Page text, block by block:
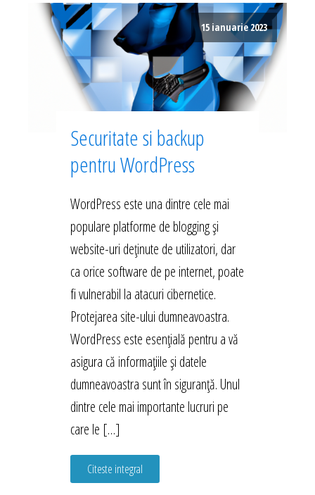
15 ianuarie 2023
Securitate si backup
pentru WordPress
WordPress este una dintre cele mai
populare platforme de blogging și
website-uri deținute de utilizatori, dar
ca orice software de pe internet, poate
fi vulnerabil la atacuri cibernetice.
Protejarea site-ului dumneavoastra.
WordPress este esențială pentru a vă
asigura că informațiile și datele
dumneavoastra sunt în siguranță. Unul
dintre cele mai importante lucruri pe
care le […]
Citeste integral